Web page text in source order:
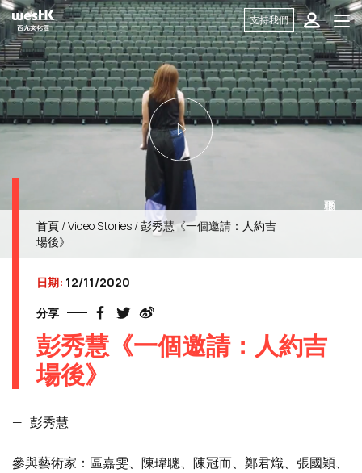
支持我們
首頁 /Video Stories / 彭秀慧《一個邀請：人約吉
場後》
日期: 12/11/2020
分享
彭秀慧《一個邀請：人約吉
場後》
— 彭秀慧
參與藝術家：區嘉雯、陳瑋聰、陳冠而、鄭君熾、張國穎、